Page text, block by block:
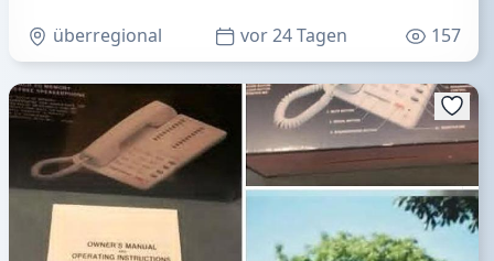
überregional
vor 24 Tagen 157